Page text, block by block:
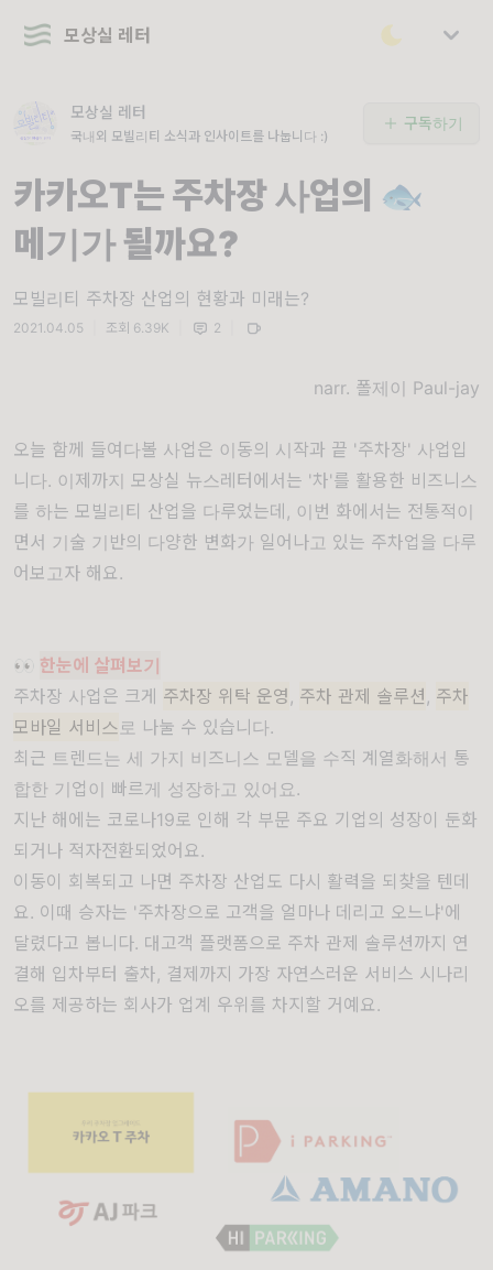
모상실 레터
모상실 레터
국내외 모빌리티 소식과 인사이트를 나눕니다 :)
구독하기
카카오T는 주차장 사업의 🐟
메기가 될까요?
모빌리티 주차장 산업의 현황과 미래는?
2021.04.05 조회 6.39K 2
narr. 폴제이 Paul-jay
오늘 함께 들여다볼 사업은 이동의 시작과 끝 '주차장' 사업입
니다. 이제까지 모상실 뉴스레터에서는 '차'를 활용한 비즈니스
를 하는 모빌리티 산업을 다루었는데, 이번 화에서는 전통적이
면서 기술 기반의 다양한 변화가 일어나고 있는 주차업을 다루
어보고자 해요.
👀 한눈에 살펴보기
주차장 사업은 크게 주차장 위탁 운영 , 주차 관제 솔루션 , 주차
모바일 서비스로 나눌 수 있습니다.
최근 트렌드는 세 가지 비즈니스 모델을 수직 계열화해서 통
합한 기업이 빠르게 성장하고 있어요.
지난 해에는 코로나19로 인해 각 부문 주요 기업의 성장이 둔화
되거나 적자전환되었어요.
이동이 회복되고 나면 주차장 산업도 다시 활력을 되찾을 텐데
요. 이때 승자는 '주차장으로 고객을 얼마나 데리고 오느냐'에
달렸다고 봅니다. 대고객 플랫폼으로 주차 관제 솔루션까지 연
결해 입차부터 출차, 결제까지 가장 자연스러운 서비스 시나리
오를 제공하는 회사가 업계 우위를 차지할 거예요.